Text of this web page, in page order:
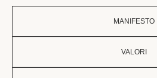
MANIFESTO
VALORI